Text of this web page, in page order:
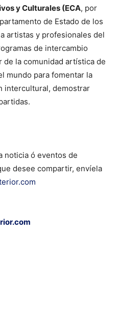
y Culturales (ECA, por
de Estado de los
artistas y profesionales del
de intercambio
la comunidad artística de
mundo para fomentar la
intercultural, demostrar
noticia ó eventos de
desee compartir, envíela